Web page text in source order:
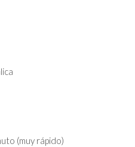
(muy rápido)